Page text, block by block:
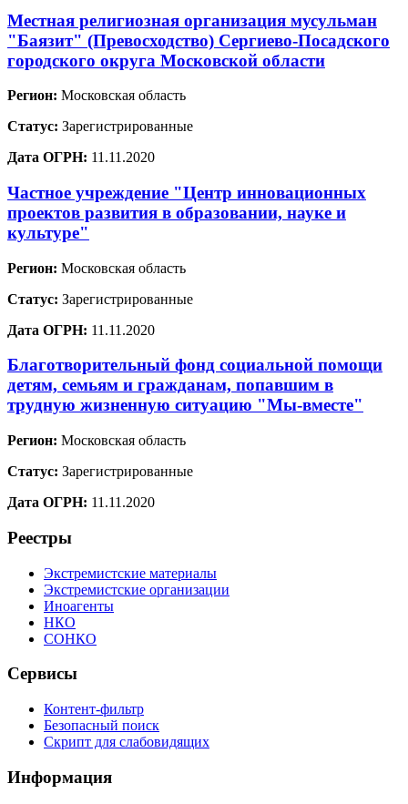
Местная религиозная организация мусульман
"Баязит" (Превосходство) Сергиево-Посадского
городского округа Московской области
Регион: Московская область
Статус: Зарегистрированные
Дата ОГРН: 11.11.2020
Частное учреждение "Центр инновационных
проектов развития в образовании, науке и
культуре"
Регион: Московская область
Статус: Зарегистрированные
Дата ОГРН: 11.11.2020
Благотворительный фонд социальной помощи
детям, семьям и гражданам, попавшим в
трудную жизненную ситуацию "Мы-вместе"
Регион: Московская область
Статус: Зарегистрированные
Дата ОГРН: 11.11.2020
Реестры
Экстремистские материалы
Экстремистские организации
Иноагенты
НКО
СОНКО
Сервисы
Контент-фильтр
Безопасный поиск
Скрипт для слабовидящих
Информация